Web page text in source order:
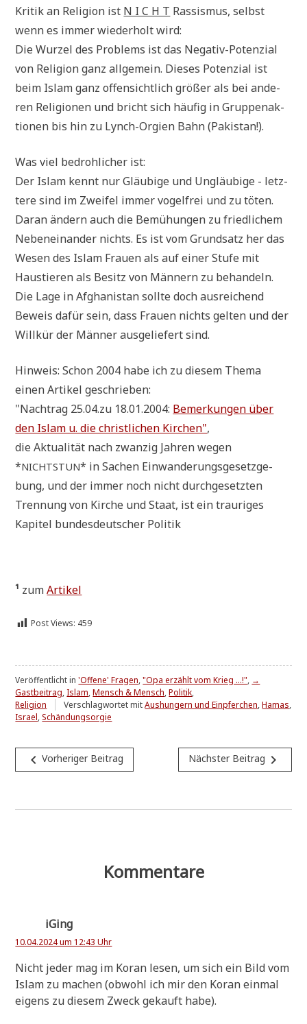
Kri­tik an Reli­gi­on ist N I C H T Ras­sis­mus, selbst
wenn es immer wie­der­holt wird:
Die Wur­zel des Pro­blems ist das Nega­tiv-Poten­zi­al
von Reli­gi­on ganz all­ge­mein. Die­ses Poten­zi­al ist
beim Islam ganz offen­sicht­lich grö­ßer als bei ande­
ren Reli­gio­nen und bricht sich häu­fig in Grup­pen­ak­
tio­nen bis hin zu Lynch-Orgi­en Bahn (Paki­stan!).
Was viel bedroh­li­cher ist:
Der Islam kennt nur Gläu­bi­ge und Ungläu­bi­ge - letz­
te­re sind im Zwei­fel immer vogel­frei und zu töten.
Dar­an ändern auch die Bemü­hun­gen zu fried­li­chem
Neben­ein­an­der nichts. Es ist vom Grund­satz her das
Wesen des Islam Frau­en als auf einer Stu­fe mit
Haus­tie­ren als Besitz von Män­nern zu behan­deln.
Die Lage in Afgha­ni­stan soll­te doch aus­rei­chend
Beweis dafür sein, dass Frau­en nichts gel­ten und der
Will­kür der Män­ner aus­ge­lie­fert sind.
Hin­weis: Schon 2004 habe ich zu die­sem The­ma
einen Arti­kel geschrieben:
"Nach­trag 25.04.zu 18.01.2004: Bemer­kun­gen über
den Islam u. die christ­li­chen Kir­chen",
die Aktua­li­tät nach zwan­zig Jah­ren wegen
*NICHTSTUN* in Sachen Ein­wan­de­rungs­ge­setz­ge­
bung, und der immer noch nicht durch­ge­setz­ten
Tren­nung von Kir­che und Staat, ist ein trau­ri­ges
Kapi­tel bun­des­deut­scher Politik
¹ zumArti­kel
Post Views: 459
Veröffentlicht in'Offene' Fragen,"Opa erzählt vom Krieg ...!", →
Gastbeitrag,Islam,Mensch & Mensch,Politik,
Religion
Verschlagwortet mitAushungern und Einpferchen,Hamas,
Israel,Schändungsorgie
Beitragsnavigation
navigate_beforeVorheriger Beitrag Nächster Beitrag navigate_next
Kommentare
iGing
10.04.2024 um 12:43 Uhr
Nicht jeder mag im Koran lesen, um sich ein Bild vom
Islam zu machen (obwohl ich mir den Koran ein­mal
eigens zu die­sem Zweck gekauft habe).